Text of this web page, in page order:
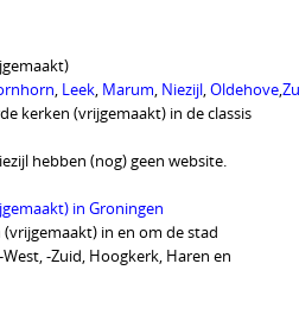
Leek Marum Niezijl ,Oldehove,
kerken (vrijgemaakt) in de classis
hebben (nog) geen website.
in Groningen
in en om de stad
-Zuid, Hoogkerk, Haren en